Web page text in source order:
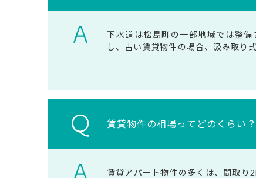
下水道は松島町の一部地域では整
し、古い賃貸物件の場合、汲み取り
賃貸物件の相場ってどのくらい？
賃貸アパート物件の多くは、間取り